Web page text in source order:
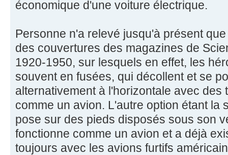
économique d'une voiture électrique.
Personne n'a relevé jusqu'à présent
des couvertures des magazines de
1920-1950, sur lesquels en effet, les
souvent en fusées, qui décollent et se
alternativement à l'horizontale avec des
comme un avion. L'autre option étant la
pose sur des pieds disposés sous son
fonctionne comme un avion et a déjà
toujours avec les avions furtifs